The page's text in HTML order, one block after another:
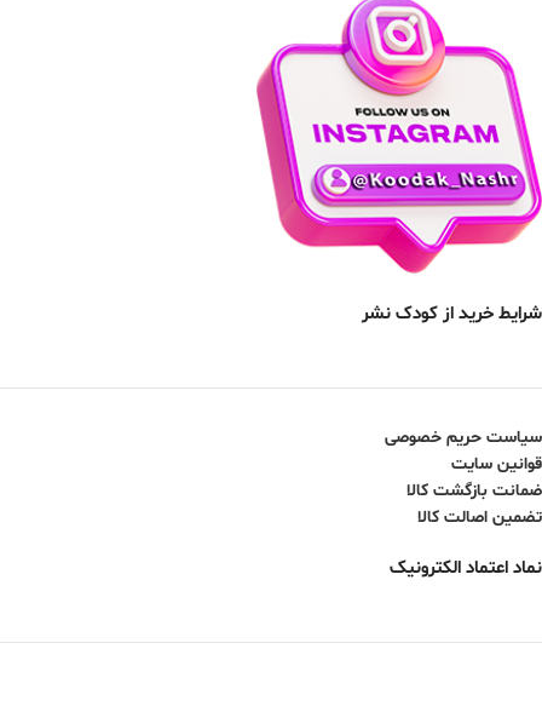
شرایط خرید از کودک نشر
سیاست حریم خصوصی
قوانین سایت
ضمانت بازگشت کالا
تضمین اصالت کالا
نماد اعتماد الکترونیک